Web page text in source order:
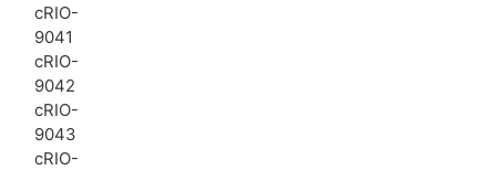
cRIO-
9041
cRIO-
9042
cRIO-
9043
cRIO-